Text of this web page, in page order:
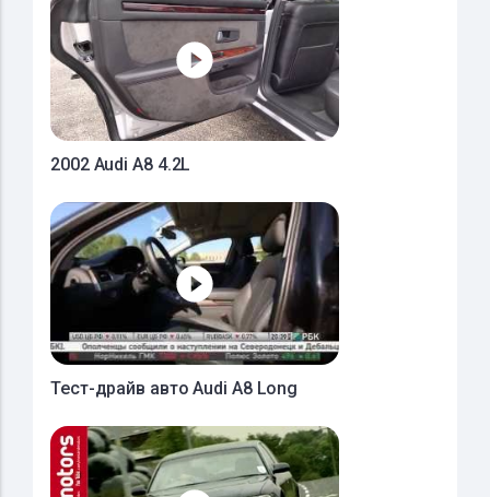
2002 Audi A8 4.2L
Тест-драйв авто Audi A8 Long